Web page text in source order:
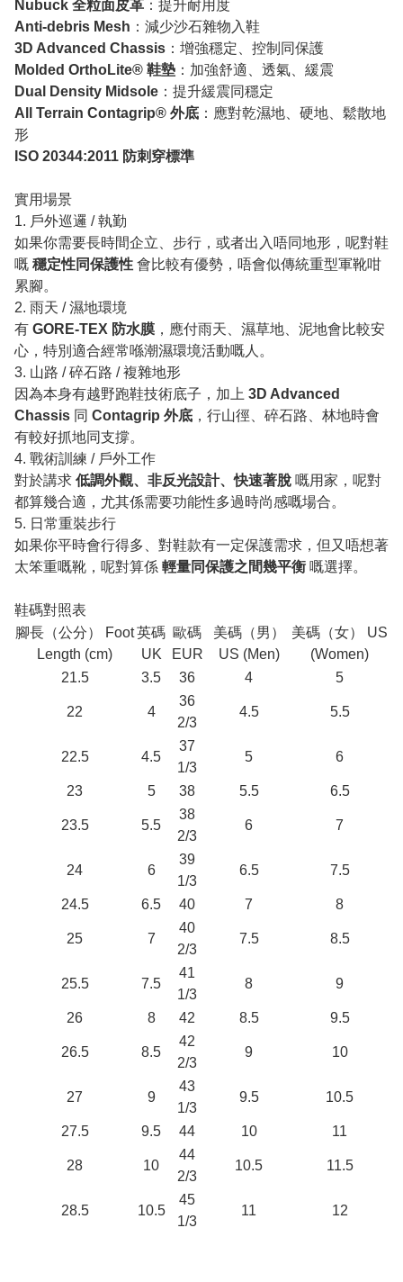
Nubuck 全粒面皮革 ：提升耐用度
Anti-debris Mesh ：減少沙石雜物入鞋
3D Advanced Chassis ：增強穩定、控制同保護
Molded OrthoLite® 鞋墊 ：加強舒適、透氣、緩震
Dual Density Midsole ：提升緩震同穩定
All Terrain Contagrip® 外底 ：應對乾濕地、硬地、鬆散地
形
ISO 20344:2011 防刺穿標準
實用場景
1. 戶外巡邏 / 執勤
如果你需要長時間企立、步行，或者出入唔同地形，呢對鞋
嘅 穩定性同保護性 會比較有優勢，唔會似傳統重型軍靴咁
累腳。
2. 雨天 / 濕地環境
有 GORE-TEX 防水膜 ，應付雨天、濕草地、泥地會比較安
心，特別適合經常喺潮濕環境活動嘅人。
3. 山路 / 碎石路 / 複雜地形
因為本身有越野跑鞋技術底子，加上 3D Advanced
Chassis 同 Contagrip 外底 ，行山徑、碎石路、林地時會
有較好抓地同支撐。
4. 戰術訓練 / 戶外工作
對於講求 低調外觀、非反光設計、快速著脫 嘅用家，呢對
都算幾合適，尤其係需要功能性多過時尚感嘅場合。
5. 日常重裝步行
如果你平時會行得多、對鞋款有一定保護需求，但又唔想著
太笨重嘅靴，呢對算係 輕量同保護之間幾平衡 嘅選擇。
鞋碼對照表
腳長（公分） Foot
Length (cm)
英碼
UK
歐碼
EUR
美碼（男）
US (Men)
美碼（女） US
(Women)
21.5
3.5 36 4 5
22 4
36
2/3
4.5 5.5
22.5 4.5
37
1/3
5 6
23 5 38 5.5 6.5
23.5 5.5
38
2/3
6 7
24 6
39
1/3
6.5 7.5
24.5 6.5 40 7 8
25 7
40
2/3
7.5 8.5
25.5 7.5
41
1/3
8 9
26 8 42 8.5 9.5
26.5 8.5
42
2/3
9 10
27 9
43
1/3
9.5 10.5
27.5 9.5 44 10 11
28 10
44
2/3
10.5 11.5
28.5 10.5
45
1/3
11 12